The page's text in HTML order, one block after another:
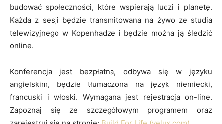
budować społeczności, które wspierają ludzi i planetę.
Każda z sesji będzie transmitowana na żywo ze studia
telewizyjnego w Kopenhadze i będzie można ją śledzić
online.
Konferencja jest bezpłatna, odbywa się w języku
angielskim, będzie tłumaczona na język niemiecki,
francuski i włoski. Wymagana jest rejestracja on-line.
Zapoznaj się ze szczegółowym programem oraz